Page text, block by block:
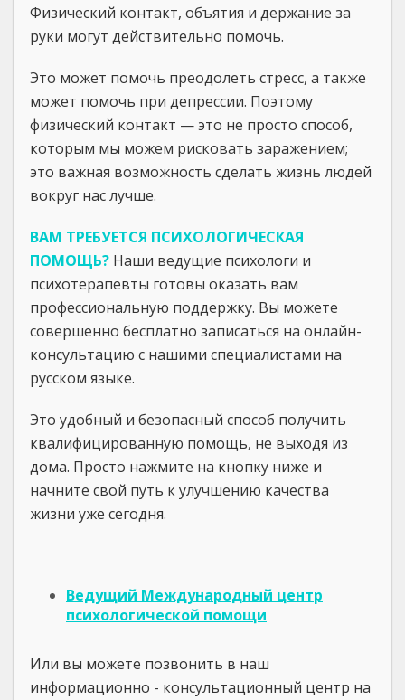
Физический контакт, объятия и держание за
руки могут действительно помочь.
Это может помочь преодолеть стресс, а также
может помочь при депрессии. Поэтому
физический контакт — это не просто способ,
которым мы можем рисковать заражением;
это важная возможность сделать жизнь людей
вокруг нас лучше.
ВАМ ТРЕБУЕТСЯ ПСИХОЛОГИЧЕСКАЯ
ПОМОЩЬ? Наши ведущие психологи и
психотерапевты готовы оказать вам
профессиональную поддержку. Вы можете
совершенно бесплатно записаться на онлайн-
консультацию с нашими специалистами на
русском языке.
Это удобный и безопасный способ получить
квалифицированную помощь, не выходя из
дома. Просто нажмите на кнопку ниже и
начните свой путь к улучшению качества
жизни уже сегодня.
Ведущий Международный центр
психологической помощи
Или вы можете позвонить в наш
информационно - консультационный центр на